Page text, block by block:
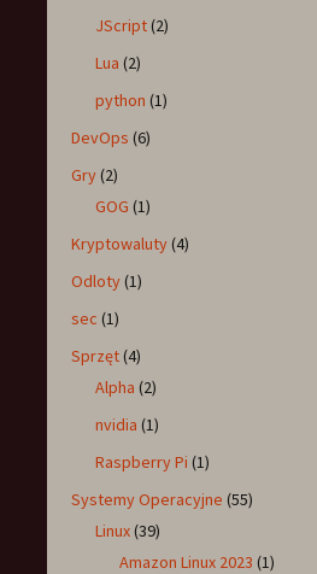
JScript(2)
Lua (2)
python (1)
DevOps (6)
Gry(2)
GOG (1)
Kryptowaluty(4)
Odloty(1)
sec (1)
Sprzęt(4)
Alpha (2)
nvidia (1)
Raspberry Pi (1)
Systemy Operacyjne (55)
Linux(39)
Amazon Linux 2023 (1)